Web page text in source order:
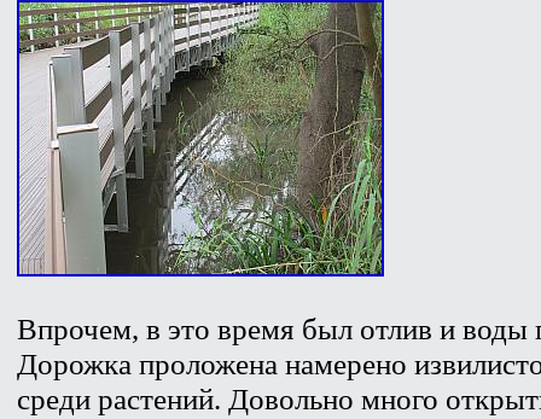
Впрочем, в это время был отлив и воды
Дорожка проложена намерено
среди растений. Довольно много